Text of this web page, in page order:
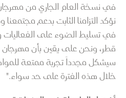
في نسخة العام الجاري من
نؤكد التزامنا الثابت بدعم مجتمعنا
في تسليط الضوء على الفعاليات
قطر، ونحن على يقين بأن مهرجان
سيشكل مجدداً تجربة ممتعة
خلال هذه الفترة على حد سواء."